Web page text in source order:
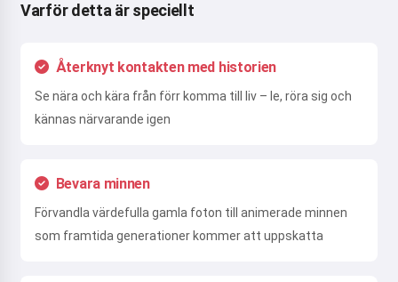
Varför detta är speciellt
Återknyt kontakten med historien
Se nära och kära från förr komma till liv – le, röra sig och
kännas närvarande igen
Bevara minnen
Förvandla värdefulla gamla foton till animerade minnen
som framtida generationer kommer att uppskatta